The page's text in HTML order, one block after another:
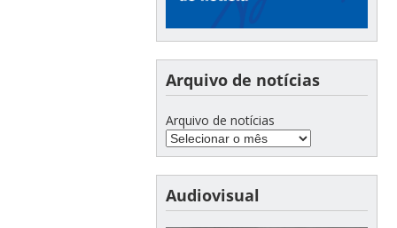
Arquivo de notícias
Arquivo de notícias
Audiovisual